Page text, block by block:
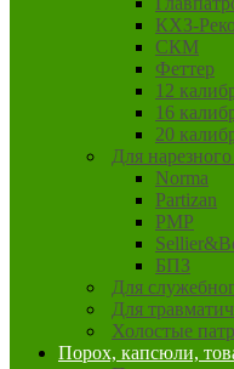
КХЗ-
СКМ
Феттер
12
16
20
Для
Norma
Partizan
PMP
БПЗ
Для
Для
Холостые
Порох, капсюли,